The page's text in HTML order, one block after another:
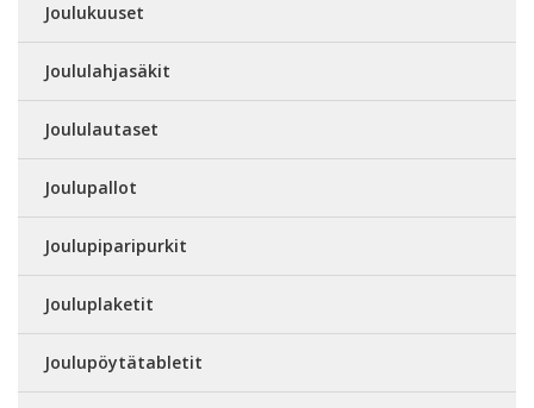
Joulukuuset
Joululahjasäkit
Joululautaset
Joulupallot
Joulupiparipurkit
Jouluplaketit
Joulupöytätabletit